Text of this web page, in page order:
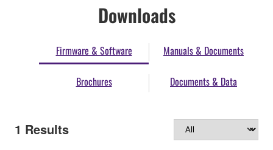
Downloads
Firmware & Software Manuals & Documents
Brochures Documents & Data
1 Results